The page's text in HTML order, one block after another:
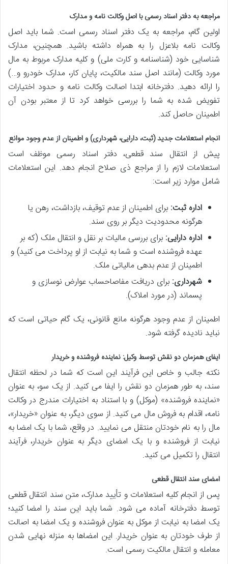
مراجعه به دفتر اسناد رسمی با اصل وکالت نامه و مدارک
اولین گام، مراجعه به یک دفتر اسناد رسمی است. شما باید اصل
وکالت نامه بلاعزل را به همراه داشته باشید. همچنین، مدارک
شناسایی خود (شناسنامه و کارت ملی) و کلیه مدارک مربوط به مال
مورد وکالت (مانند اصل سند مالکیت، پایان کار، مدارک خودرو و…)
را ارائه دهید. دفترخانه ابتدا اصالت وکالت نامه و حدود اختیارات
تفویض شده به شما را بررسی خواهد کرد تا از معتبر بودن آن
اطمینان حاصل کند.
انجام استعلامات جدید (ثبت، دارایی، شهرداری) و اطمینان از عدم وجود موانع
پیش از انتقال سند قطعی، دفتر اسناد رسمی موظف است
استعلامات لازم را از مراجع ذی صلاح انجام دهد. این استعلامات
شامل موارد زیر است:
اداره ثبت: برای اطمینان از عدم توقیف، بازداشت، رهن یا
هرگونه محدودیت دیگر بر روی سند.
اداره دارایی: برای بررسی مالیات بر نقل و انتقال ملک (که بر
عهده فروشنده است و شما به نیابت از او پرداخت می کنید) و
اطمینان از عدم بدهی مالیاتی ملک.
شهرداری: برای دریافت مفاصاحساب عوارض نوسازی و
پسماند (در مورد املاک).
اطمینان از عدم وجود هرگونه مانع قانونی، یک گام حیاتی است که
نباید نادیده گرفته شود.
ایفای همزمان دو نقش توسط وکیل: نماینده فروشنده و خریدار
نکته جالب و خاص این فرآیند این است که شما در لحظه انتقال
سند، به طور همزمان دو نقش را ایفا می کنید. از یک سو، به عنوان
«نماینده فروشنده» (موکل) و با استناد به اختیارات مندرج در وکالت
نامه، اقدام به فروش مال می کنید. از سوی دیگر، به عنوان «خریدار»،
مال را به نام خودتان منتقل می نمایید. در واقع، شما با یک امضا به
نیابت از فروشنده و با یک امضای دیگر به عنوان خریدار، فرآیند
انتقال را تکمیل می کنید.
امضای سند انتقال قطعی
پس از انجام کلیه استعلامات و تأیید مدارک، متن سند انتقال قطعی
توسط دفترخانه آماده می شود. شما باید این سند را امضا کنید؛
یک امضا به نیابت از موکل به عنوان فروشنده و یک امضا به اصالت
از طرف خودتان به عنوان خریدار. این امضاها به منزله نهایی شدن
معامله و انتقال مالکیت رسمی است.